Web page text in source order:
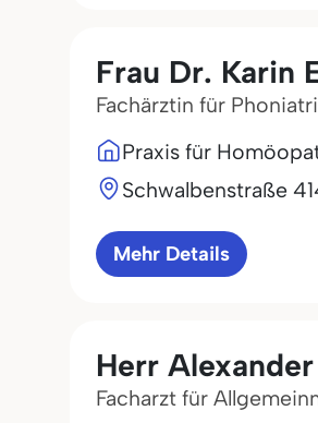
Frau Dr. Karin
Fachärztin für
Praxis für
Schwalbenstraße 41
Mehr Details
Herr
Facharzt für